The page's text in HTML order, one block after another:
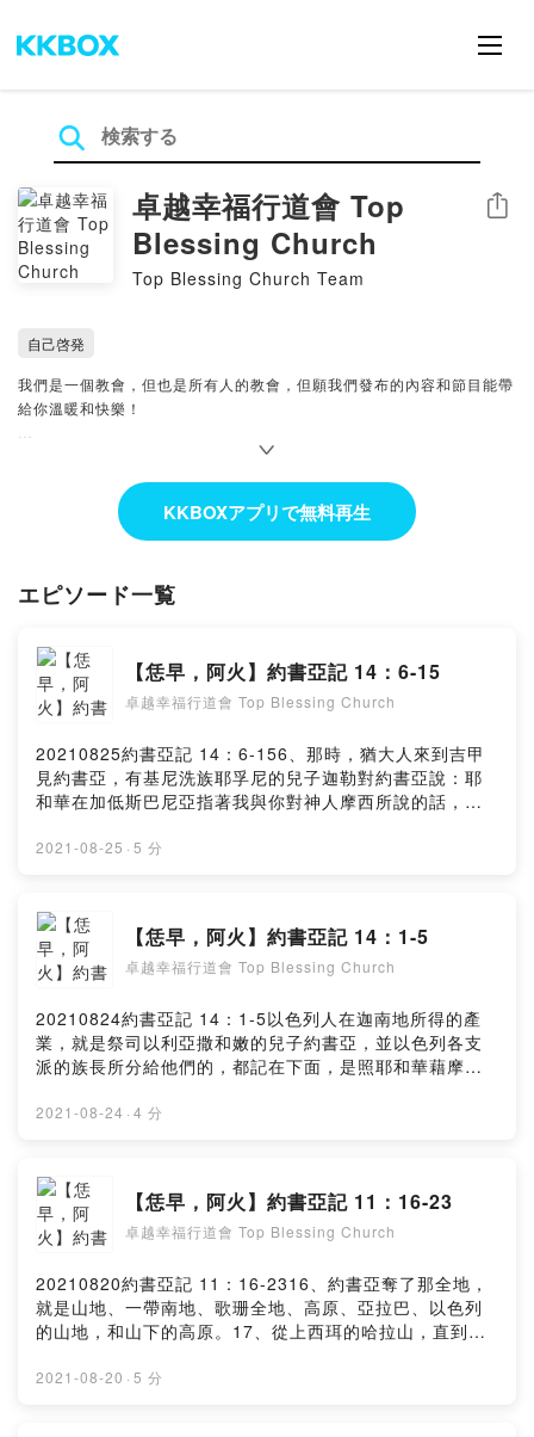
卓越幸福行道會 Top
Blessing Church
Top Blessing Church Team
シェア
自己啓発
我們是一個教會，但也是所有人的教會，但願我們發布的內容和節目能帶
給你溫暖和快樂！
https://www.facebook.com/topblessingchurch
Youtube頻道：
https://www.youtube.com/channel/UCrImT53xQkwrsbOYakEtWcw
KKBOXアプリで無料再生
エピソード一覧
【恁早，阿火】約書亞記 14：6-15
卓越幸福行道會 Top Blessing Church
20210825約書亞記 14：6-156、那時，猶大人來到吉甲
見約書亞，有基尼洗族耶孚尼的兒子迦勒對約書亞說：耶
和華在加低斯巴尼亞指著我與你對神人摩西所說的話，你
探這地，那時我正四十歲；我按著心意回報他。8、然而，
的子孫永遠為業，因為你專心跟從耶和華─我的神。10、
自從耶和華對摩西說這話的時候，耶和華照他所應許的使
我存活這四十五年；其間以色列人在曠野行走。看哪，現
天一樣；無論是爭戰，是出入，我的力量那時如何，現在
還是如何。12、求你將耶和華那日應許我的這山地給我；
那裡有亞衲族人，並寬大堅固的城，你也曾聽見了。或者
於是約書亞為耶孚尼的兒子迦勒祝福，將希伯崙給他為
15、希伯崙從前名叫基列亞巴；亞巴是亞衲族中最尊大的
人。於是國中太平，沒有爭戰了。Powered by Firstory
Hosting
2021-08-25 · 5 分
【恁早，阿火】約書亞記 14：1-5
卓越幸福行道會 Top Blessing Church
20210824約書亞記 14：1-5以色列人在迦南地所得的產
業，就是祭司以利亞撒和嫩的兒子約書亞，並以色列各支
派的族長所分給他們的，都記在下面，是照耶和華藉摩西
但河東已經把產業分給那兩個半支派，只是在他們中間沒
邑居住，並城邑的郊野，可以牧養他們的牲畜，安置他們
的財物。耶和華怎樣吩咐摩西，以色列人就照樣行，把地
分了。Powered by Firstory Hosting
2021-08-24 · 4 分
【恁早，阿火】約書亞記 11：16-23
卓越幸福行道會 Top Blessing Church
20210820約書亞記 11：16-2316、約書亞奪了那全地，
就是山地、一帶南地、歌珊全地、高原、亞拉巴、以色列
的山地，和山下的高原。17、從上西珥的哈拉山，直到黑
將他們殺死。18、約書亞和這諸王爭戰了許多年日。19、
2021-08-20 · 5 分